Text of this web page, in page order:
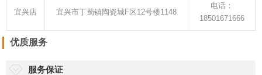
宜兴店 宜兴市丁蜀镇陶瓷城F区12号楼1148
电话：
18501671666
优质服务
服务保证